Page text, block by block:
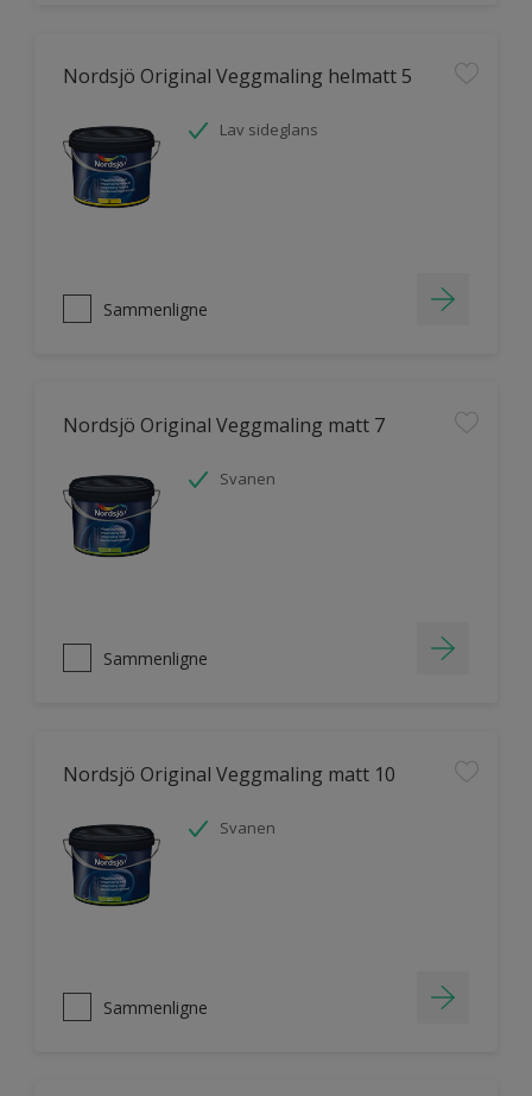
Nordsjö Original Veggmaling helmatt 5
Lav sideglans
Sammenligne
Nordsjö Original Veggmaling matt 7
Svanen
Sammenligne
Nordsjö Original Veggmaling matt 10
Svanen
Sammenligne